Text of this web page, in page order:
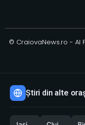
© CraiovaNews.ro - AI
Știri din alte